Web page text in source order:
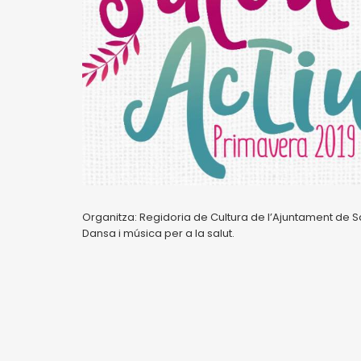
Organitza: Regidoria de Cultura de l’Ajuntament de
Dansa i música per a la salut.